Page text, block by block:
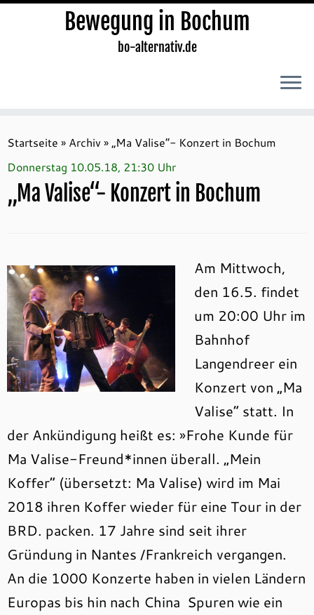
Inhalt
springen
Bewegung in Bochum
bo-alternativ.de
Startseite » Archiv » „Ma Valise“- Konzert in Bochum
Donnerstag 10.05.18, 21:30 Uhr
„Ma Valise“- Konzert in Bochum
Am Mittwoch,
den 16.5. findet
um 20:00 Uhr im
Bahnhof
Langendreer ein
Konzert von „Ma
Valise“ statt. In
der Ankündigung heißt es: »Frohe Kunde für
Ma Valise-Freund*innen überall. „Mein
Koffer“ (übersetzt: Ma Valise) wird im Mai
2018 ihren Koffer wieder für eine Tour in der
BRD. packen. 17 Jahre sind seit ihrer
Gründung in Nantes /Frankreich vergangen.
An die 1000 Konzerte haben in vielen Ländern
Europas bis hin nach China Spuren wie ein